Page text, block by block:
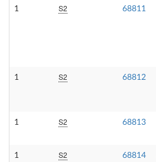
1 S2 68811
1 S2 68812
1 S2 68813
1 S2 68814